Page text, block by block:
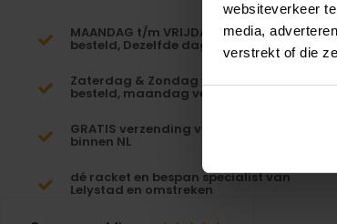
websiteverkeer
media,
verstrekt of die
MAANDAG t/m VRIJDAG voor 16:00
besteld, Dezelfde dag verzonden!*
Zaterdag & Zondag voor 23:59
besteld, maandag verzonden!
GRATIS verzending vanaf €65,-
binnen NL
dé racket en bespan specialist van
Lelystad en omstreken